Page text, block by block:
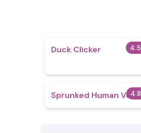
4.5
Duck Clicker
4.8
Sprunked Human Ver